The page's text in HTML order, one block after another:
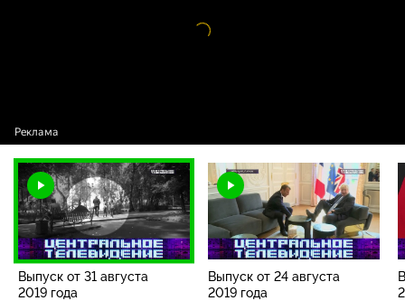
Видео
Выпуск от 31 августа
2019 года
Выпуск от 24 августа
2019 года